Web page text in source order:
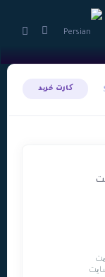
کارت خرید